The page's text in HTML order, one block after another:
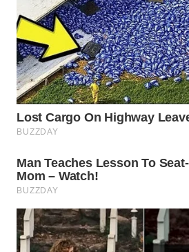
TRAVEL
WAHANA
TV
WAHANANEWS
CO ID
WAHANANEWS
NET
WAHANA